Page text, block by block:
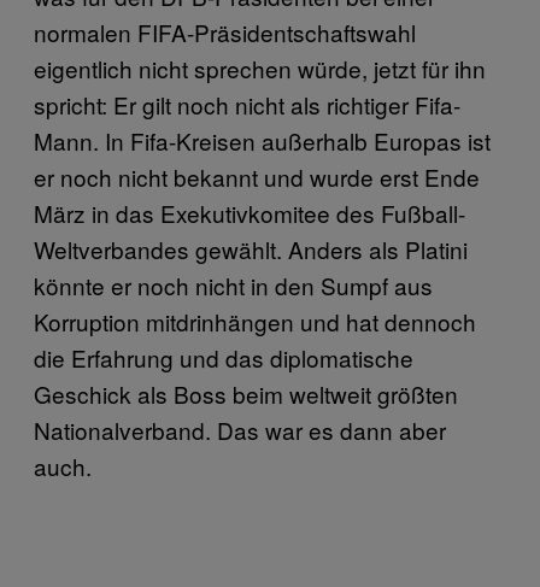
normalen FIFA-Präsidentschaftswahl
eigentlich nicht sprechen würde, jetzt für ihn
spricht: Er gilt noch nicht als richtiger Fifa-
Mann. In Fifa-Kreisen außerhalb Europas ist
er noch nicht bekannt und wurde erst Ende
März in das Exekutivkomitee des Fußball-
Weltverbandes gewählt. Anders als Platini
könnte er noch nicht in den Sumpf aus
Korruption mitdrinhängen und hat dennoch
die Erfahrung und das diplomatische
Geschick als Boss beim weltweit größten
Nationalverband. Das war es dann aber
auch.